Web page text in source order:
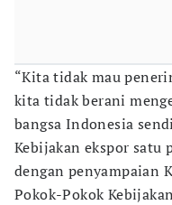
“Kita tidak mau
kita tidak berani
bangsa Indonesia
Kebijakan ekspor satu
dengan penyampaian
Pokok-Pokok